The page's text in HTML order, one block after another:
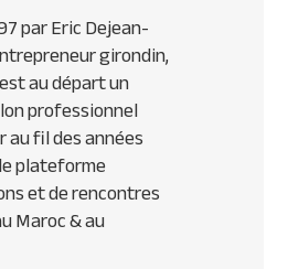
par Eric Dejean-
girondin,
au départ un
professionnel
au fil des années
plateforme
et de rencontres
Maroc & au